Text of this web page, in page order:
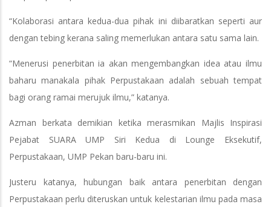
“Kolaborasi antara kedua-dua pihak ini diibaratkan seperti aur
dengan tebing kerana saling memerlukan antara satu sama lain.
“Menerusi penerbitan ia akan mengembangkan idea atau ilmu
baharu manakala pihak Perpustakaan adalah sebuah tempat
bagi orang ramai merujuk ilmu,” katanya.
Azman berkata demikian ketika merasmikan Majlis Inspirasi
Pejabat SUARA UMP Siri Kedua di Lounge Eksekutif,
Perpustakaan, UMP Pekan baru-baru ini.
Justeru katanya, hubungan baik antara penerbitan dengan
Perpustakaan perlu diteruskan untuk kelestarian ilmu pada masa